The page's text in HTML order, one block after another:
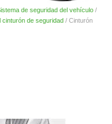
de seguridad del vehículo /
cinturón de seguridad / Cinturón